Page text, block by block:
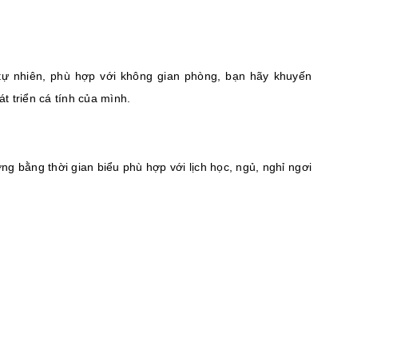
nhiên, phù hợp với không gian phòng, bạn hãy khuyến
triển cá tính của mình.
bằng thời gian biểu phù hợp với lịch học, ngủ, nghỉ ngơi